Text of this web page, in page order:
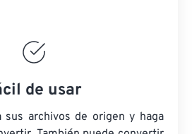
de usar
sus archivos de origen y haga